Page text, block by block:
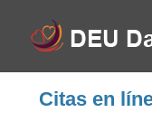
Citas en